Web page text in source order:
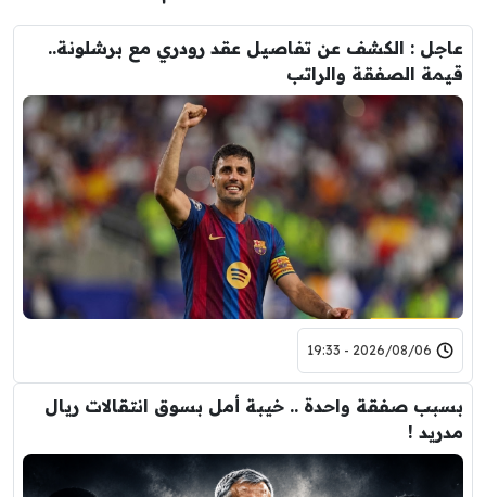
عاجل : الكشف عن تفاصيل عقد رودري مع برشلونة..
قيمة الصفقة والراتب
2026/08/06 - 19:33
بسبب صفقة واحدة .. خيبة أمل بسوق انتقالات ريال
مدريد !